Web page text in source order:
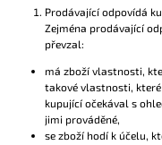
Prodávající odpovídá
Zejména prodávající
převzal:
má zboží vlastnosti,
takové vlastnosti,
kupující očekával s
jimi prováděné,
se zboží hodí k účelu,